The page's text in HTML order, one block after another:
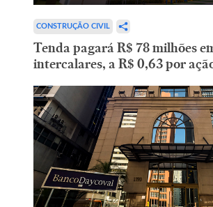
CONSTRUÇÃO CIVIL
Tenda pagará R$ 78 milhões
intercalares, a R$ 0,63 por